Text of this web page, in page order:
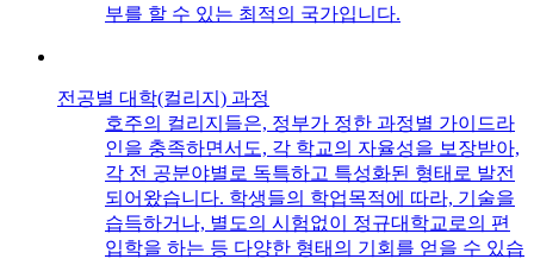
부를 할 수 있는 최적의 국가입니다.
전공별 대학(컬리지) 과정
호주의 컬리지들은, 정부가 정한 과정별 가이드라
인을 충족하면서도, 각 학교의 자율성을 보장받아,
각 전 공분야별로 독특하고 특성화된 형태로 발전
되어왔습니다. 학생들의 학업목적에 따라, 기술을
습득하거나, 별도의 시험없이 정규대학교로의 편
입학을 하는 등 다양한 형태의 기회를 얻을 수 있습